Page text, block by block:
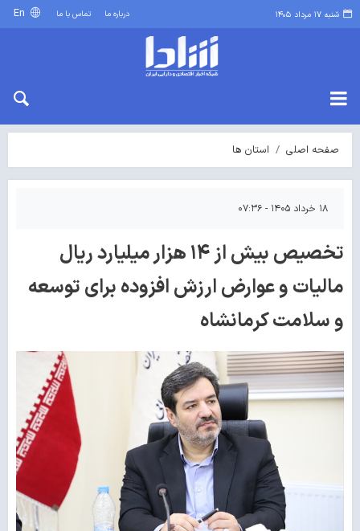
شنبه ۱۷ مرداد ۱۴۰۵ درباره ما تماس با ما
صفحه اصلی استان ها
۱۸ خرداد ۱۴۰۵ - ۰۷:۳۶
تخصیص بیش از ۱۴ هزار میلیارد ریال
مالیات و عوارض ارزش افزوده برای توسعه
و سلامت کرمانشاه